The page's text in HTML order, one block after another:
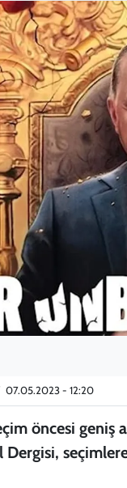
07.05.2023 - 12:20
öncesi geniş
Dergisi,